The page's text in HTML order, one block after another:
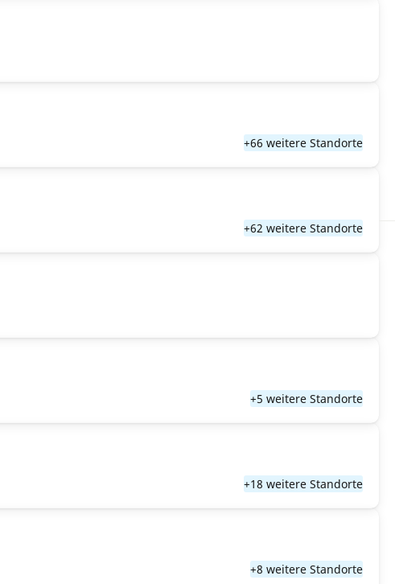
+66 weitere Standorte
+62 weitere Standorte
+5 weitere Standorte
+18 weitere Standorte
+8 weitere Standorte